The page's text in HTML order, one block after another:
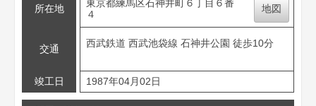
所在地
東京都練馬区石神井町６丁目６番
４
地図
交通
西武鉄道 西武池袋線 石神井公園 徒歩10分
竣工日 1987年04月02日